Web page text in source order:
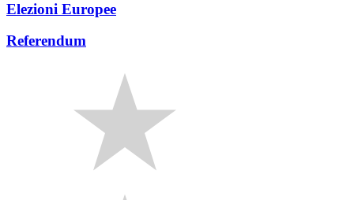
Elezioni Europee
Referendum